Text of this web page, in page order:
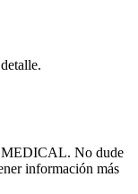
MEDICAL. No dude
información más